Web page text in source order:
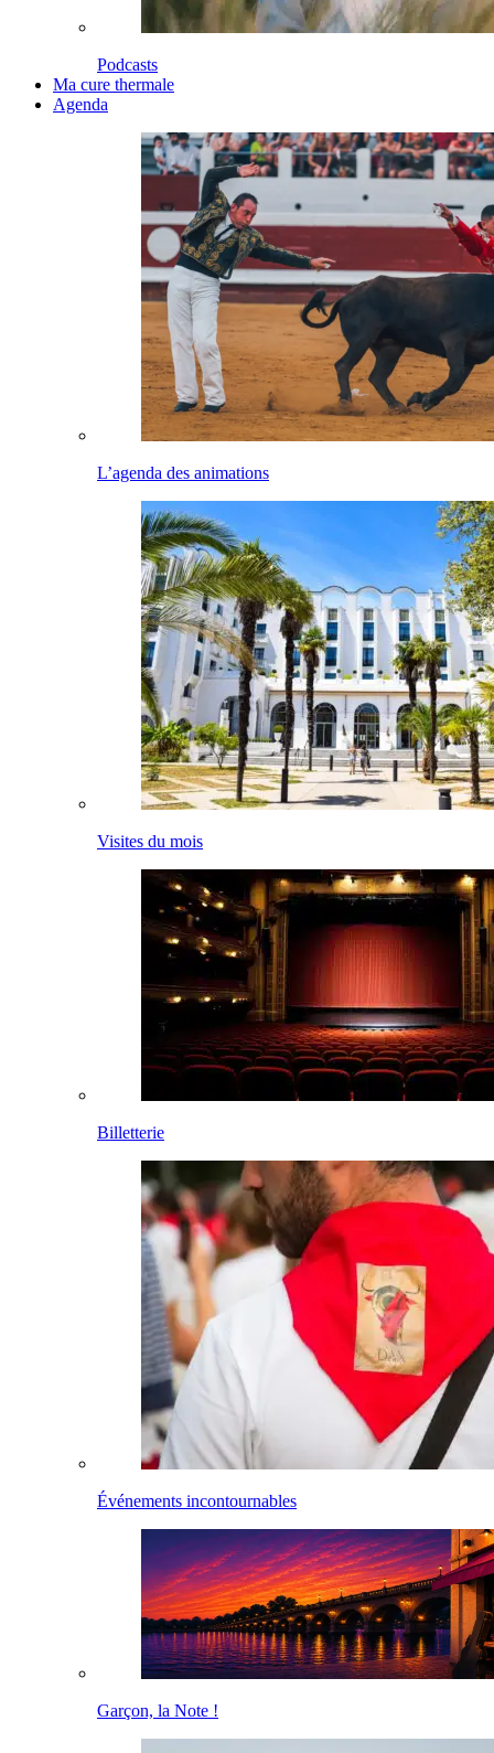
Podcasts
Ma cure thermale
Agenda
L’agenda des animations
Visites du mois
Billetterie
Événements incontournables
Garçon, la Note !